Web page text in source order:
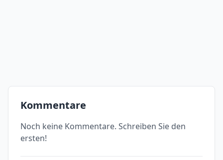
Kommentare
Noch keine Kommentare. Schreiben Sie den
ersten!